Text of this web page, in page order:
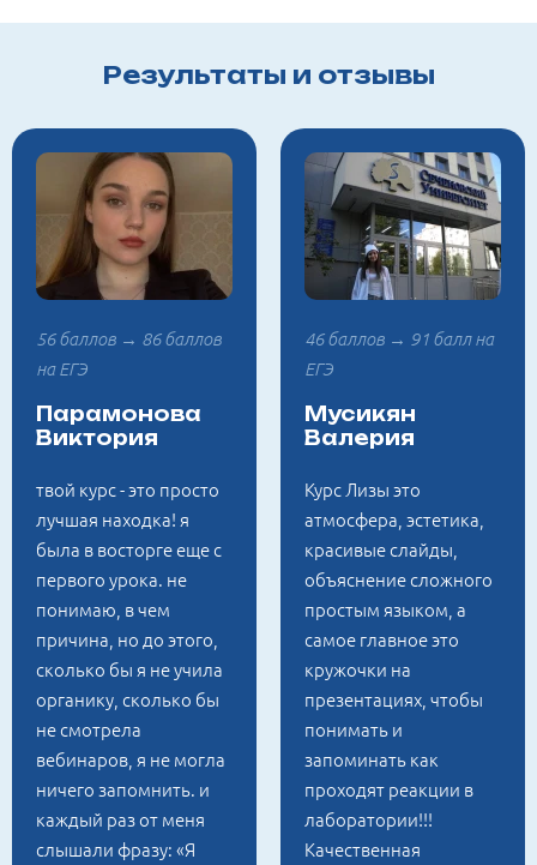
Результаты и отзывы
56 баллов → 86 баллов
на ЕГЭ
Парамонова
Виктория
твой курс - это просто
лучшая находка! я
была в восторге еще с
первого урока. не
понимаю, в чем
причина, но до этого,
сколько бы я не учила
органику, сколько бы
не смотрела
вебинаров, я не могла
ничего запомнить. и
каждый раз от меня
слышали фразу: «Я
46 баллов → 91 балл на
ЕГЭ
Мусикян
Валерия
Курс Лизы это
атмосфера, эстетика,
красивые слайды,
объяснение сложного
простым языком, а
самое главное это
кружочки на
презентациях, чтобы
понимать и
запоминать как
проходят реакции в
лаборатории!!!
Качественная